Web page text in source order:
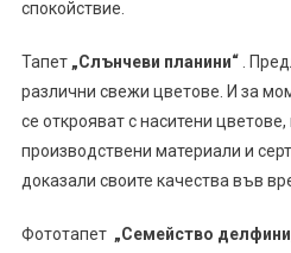
спокойствие.
Тапет „Слънчеви планини“
.
различни свежи цветове. И за
се открояват с наситени
производствени материали и
доказали своите качества във
Фототапет „Семейство